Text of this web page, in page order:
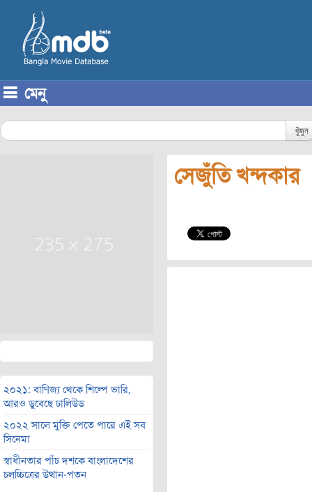
মেনু
খুঁজুন
২০২১: বাণিজ্য থেকে শিল্পে ভারি,
আরও ডুবেছে ঢালিউড
২০২২ সালে মুক্তি পেতে পারে এই সব
সিনেমা
স্বাধীনতার পাঁচ দশকে বাংলাদেশের
চলচ্চিত্রের উত্থান-পতন
সেজুঁতি খন্দকার